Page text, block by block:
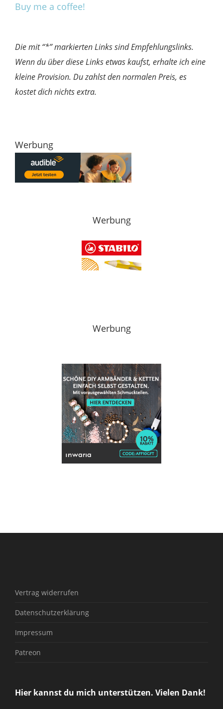
Buy me a coffee!
Die mit “*” markierten Links sind Empfehlungslinks.
Wenn du über diese Links etwas kaufst, erhalte ich eine
kleine Provision. Du zahlst den normalen Preis, es
kostet dich nichts extra.
Werbung
Werbung
Werbung
Vertrag widerrufen
Datenschutzerklärung
Impressum
Patreon
Hier kannst du mich unterstützen. Vielen Dank!